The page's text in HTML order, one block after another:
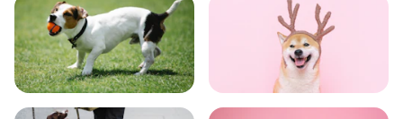
トレーニング グッズ